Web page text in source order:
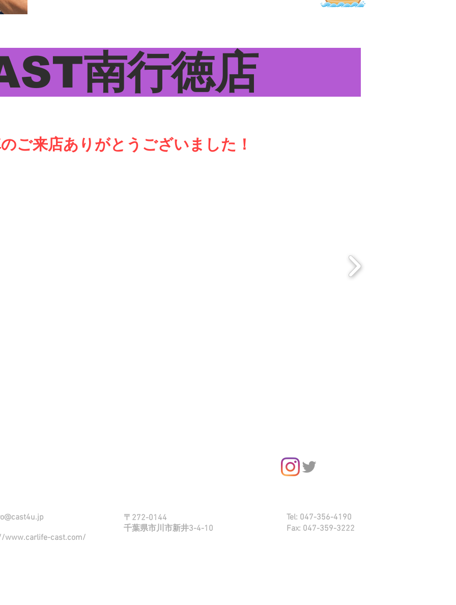
南行徳店
ご来店ありがとうございました！
www.carlife-cast.com/
〒272-0144
​千葉県市川市新井3-4-10
Tel: 047-356-4190
Fax: 047-359-3222